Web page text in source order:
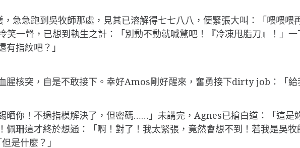
急急跑到吳牧師那處，見其已溶解得七七八八，便緊張大叫：「喂喂
笑一聲，已想到執生之計：「別動不動就喊驚吧！『冷凍甩脂刀』！」
指紋吧？」
腥核突，自是不敢接下。幸好Amos剛好醒來，奮勇接下dirty job：「給
晒你！不過指模解決了，但密碼……」未講完，Agnes已搶白道：「這是
佩珊這才終於想通：「啊！對了！我太緊張，竟然會想不到！若我是吳
是什麼？」